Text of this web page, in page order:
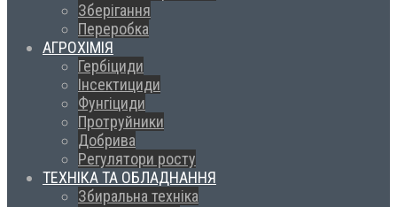
Зберігання
Переробка
АГРОХІМІЯ
Гербіциди
Інсектициди
Фунгіциди
Протруйники
Добрива
Регулятори росту
ТЕХНІКА ТА ОБЛАДНАННЯ
Збиральна техніка